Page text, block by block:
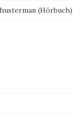
(Hörbuch)